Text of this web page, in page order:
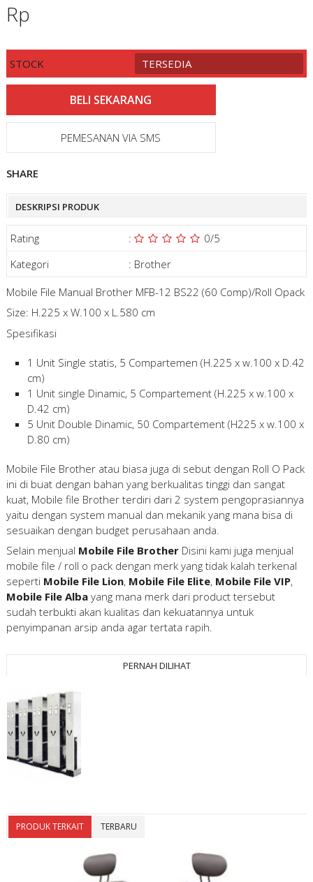
Rp
STOCK TERSEDIA
PEMESANAN VIA SMS
SHARE
DESKRIPSI PRODUK
Rating : 0/5
Kategori
: Brother
Mobile File Manual Brother MFB-12 BS22 (60 Comp)/Roll Opack
Size: H.225 x W.100 x L.580 cm
Spesifikasi
1 Unit Single statis, 5 Compartemen (H.225 x w.100 x D.42
cm)
1 Unit single Dinamic, 5 Compartement (H.225 x w.100 x
D.42 cm)
5 Unit Double Dinamic, 50 Compartement (H225 x w.100 x
D.80 cm)
Mobile File Brother atau biasa juga di sebut dengan Roll O Pack
ini di buat dengan bahan yang berkualitas tinggi dan sangat
kuat, Mobile file Brother terdiri dari 2 system pengoprasiannya
yaitu dengan system manual dan mekanik yang mana bisa di
sesuaikan dengan budget perusahaan anda.
Selain menjual Mobile File BrotherDisini kami juga menjual
mobile file / roll o pack dengan merk yang tidak kalah terkenal
seperti Mobile File Lion, Mobile File Elite, Mobile File VIP,
Mobile File Albayang mana merk dari product tersebut
sudah terbukti akan kualitas dan kekuatannya untuk
penyimpanan arsip anda agar tertata rapih.
PERNAH DILIHAT
PRODUK TERKAIT TERBARU